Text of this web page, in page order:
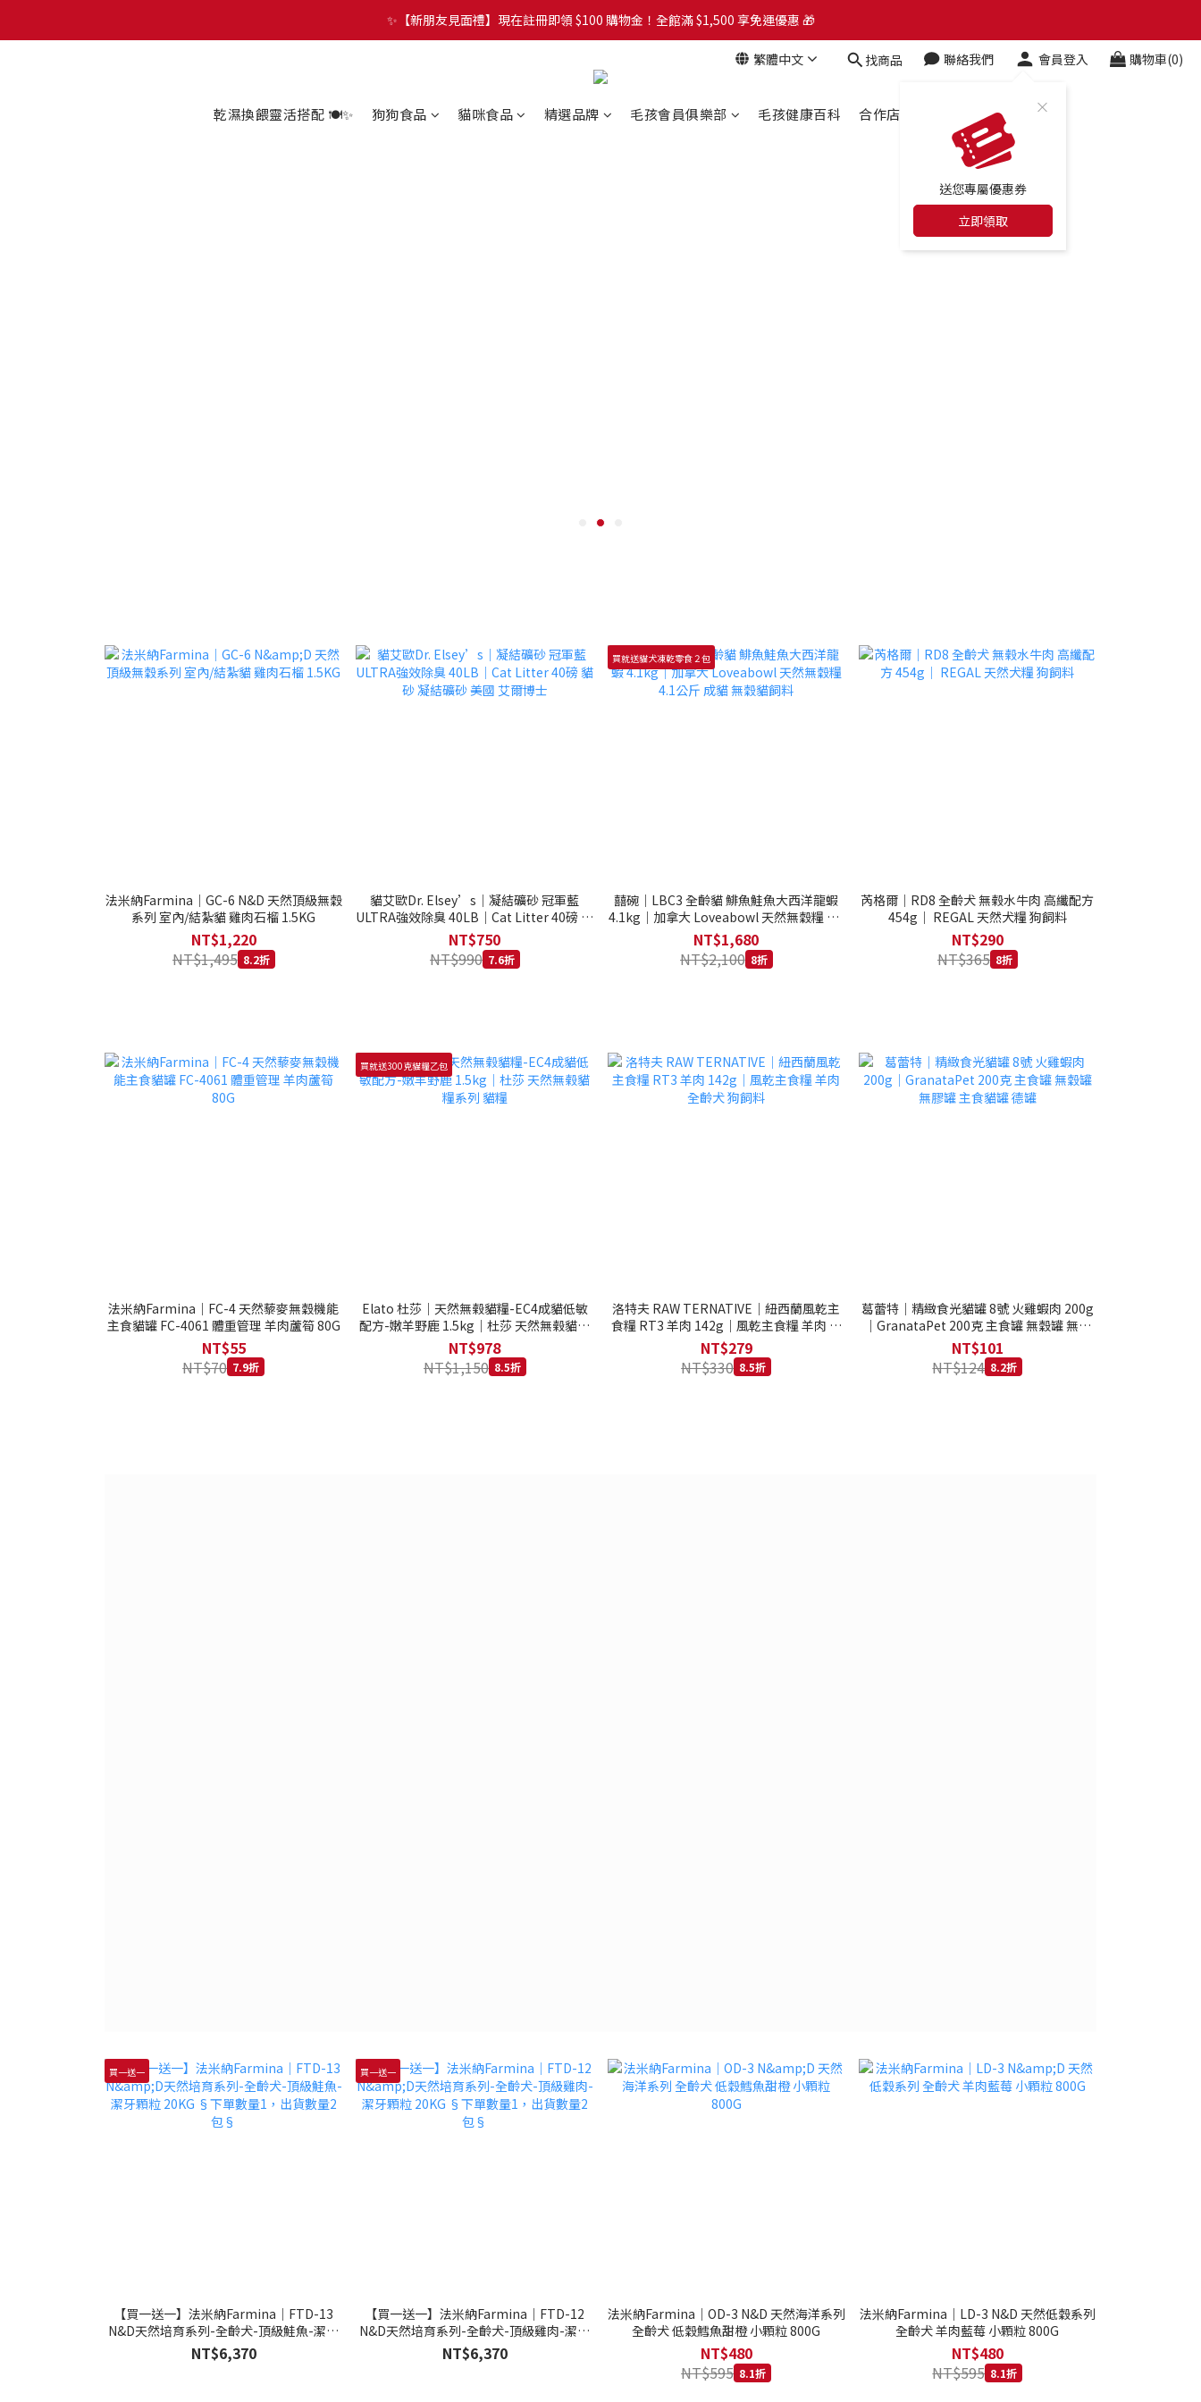
🐾 歡迎來到 PETZOO 新官網！8/5 起，官方網址（petzoo.com.tw）將正式切換至本網站。立即了解升級資訊、會員權益及常見問題 ＞
✨【新朋友見面禮】現在註冊即領 $100 購物金！全館滿 $1,500 享免運優惠 🎁
🐾 歡迎來到 PETZOO 新官網！8/5 起，官方網址（petzoo.com.tw）將正式切換至本網站。立即了解升級資訊、會員權益及常見問題 ＞
繁體中文 找商品 聯絡我們 會員登入
送您專屬優惠券
立即領取
購物車(0)
乾濕換餵靈活搭配 🍽️✨ 狗狗食品 貓咪食品 精選品牌 毛孩會員俱樂部 毛孩健康百科 合作店家 最新消息
法米納Farmina｜GC-6 N&D 天然頂級無穀
系列 室內/結紮貓 雞肉石榴 1.5KG
NT$1,220
NT$1,495 8.2折
貓艾歐Dr. Elsey’s｜凝結礦砂 冠軍藍
ULTRA強效除臭 40LB｜Cat Litter 40磅 貓
砂 凝結礦砂 美國 艾爾博士
NT$750
NT$990 7.6折
買就送貓犬凍乾零食２包
囍碗｜LBC3 全齡貓 鯡魚鮭魚大西洋龍蝦
4.1kg｜加拿大 Loveabowl 天然無穀糧 4.1
公斤 成貓 無穀貓飼料
NT$1,680
NT$2,100 8折
芮格爾｜RD8 全齡犬 無榖水牛肉 高纖配方
454g｜ REGAL 天然犬糧 狗飼料
NT$290
NT$365 8折
法米納Farmina｜FC-4 天然藜麥無穀機能
主食貓罐 FC-4061 體重管理 羊肉蘆筍 80G
NT$55
NT$70 7.9折
買就送300克貓糧乙包
Elato 杜莎｜天然無榖貓糧-EC4成貓低敏
配方-嫩羊野鹿 1.5kg｜杜莎 天然無榖貓糧
系列 貓糧
NT$978
NT$1,150 8.5折
洛特夫 RAW TERNATIVE｜紐西蘭風乾主
食糧 RT3 羊肉 142g｜風乾主食糧 羊肉 全
齡犬 狗飼料
NT$279
NT$330 8.5折
葛蕾特｜精緻食光貓罐 8號 火雞蝦肉 200g
｜GranataPet 200克 主食罐 無穀罐 無膠
罐 主食貓罐 德罐
NT$101
NT$124 8.2折
買一送一
【買一送一】法米納Farmina｜FTD-13
N&D天然培育系列-全齡犬-頂級鮭魚-潔牙
顆粒 20KG §下單數量1，出貨數量2包§
NT$6,370
買一送一
【買一送一】法米納Farmina｜FTD-12
N&D天然培育系列-全齡犬-頂級雞肉-潔牙
顆粒 20KG §下單數量1，出貨數量2包§
NT$6,370
法米納Farmina｜OD-3 N&D 天然海洋系列
全齡犬 低穀鱈魚甜橙 小顆粒 800G
NT$480
NT$595 8.1折
法米納Farmina｜LD-3 N&D 天然低穀系列
全齡犬 羊肉藍莓 小顆粒 800G
NT$480
NT$595 8.1折